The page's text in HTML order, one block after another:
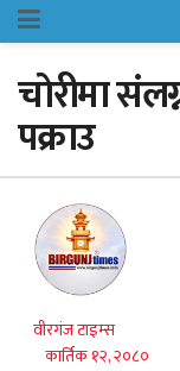
चाेरीमा
पक्राउ
वीरगंज टाइम्स
कार्तिक १२, २०८०